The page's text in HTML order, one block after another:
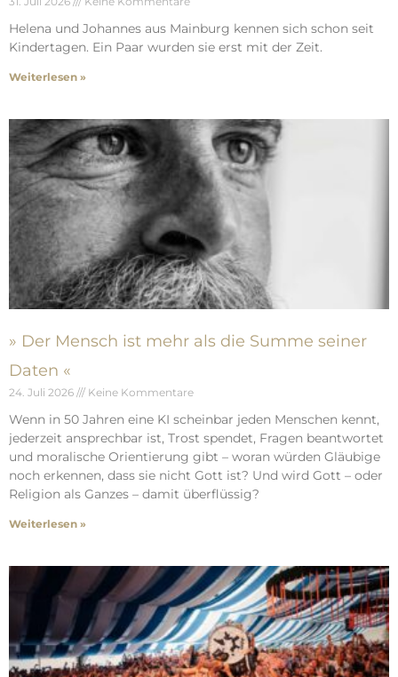
Helena und Johannes aus Mainburg kennen sich schon seit
Kindertagen. Ein Paar wurden sie erst mit der Zeit.
Weiterlesen »
» Der Mensch ist mehr als die Summe seiner
Daten «
24. Juli 2026 Keine Kommentare
Wenn in 50 Jahren eine KI scheinbar jeden Menschen kennt,
jederzeit ansprechbar ist, Trost spendet, Fragen beantwortet
und moralische Orientierung gibt – woran würden Gläubige
noch erkennen, dass sie nicht Gott ist? Und wird Gott – oder
Religion als Ganzes – damit überflüssig?
Weiterlesen »